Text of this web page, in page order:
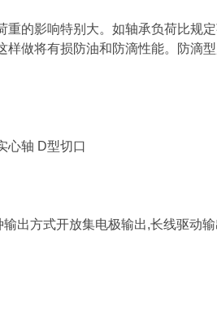
的影响特别大。如轴承负荷比规定
做将有损防油和防滴性能。防滴型
轴 D型切口
方式开放集电极输出,长线驱动输